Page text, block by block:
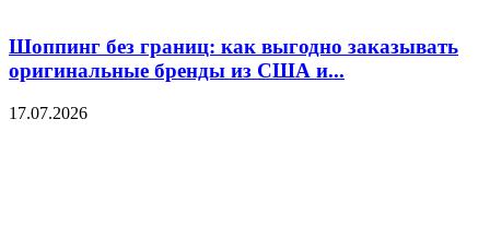
Шоппинг без границ: как выгодно заказывать
оригинальные бренды из США и...
17.07.2026